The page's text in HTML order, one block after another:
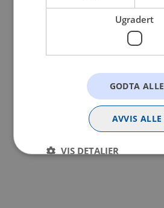
Ugradert
GODTA ALLE
AVVIS ALLE
VIS DETALJER